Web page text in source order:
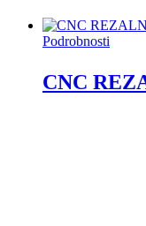
Podrobnosti
CNC